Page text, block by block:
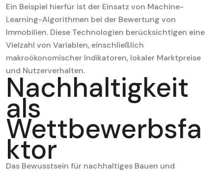
Ein Beispiel hierfür ist der Einsatz von Machine-
Learning-Algorithmen bei der Bewertung von
Immobilien. Diese Technologien berücksichtigen eine
Vielzahl von Variablen, einschließlich
makroökonomischer Indikatoren, lokaler Marktpreise
und Nutzerverhalten.
Nachhaltigkeit
als
Wettbewerbsfa
ktor
Das Bewusstsein für nachhaltiges Bauen und